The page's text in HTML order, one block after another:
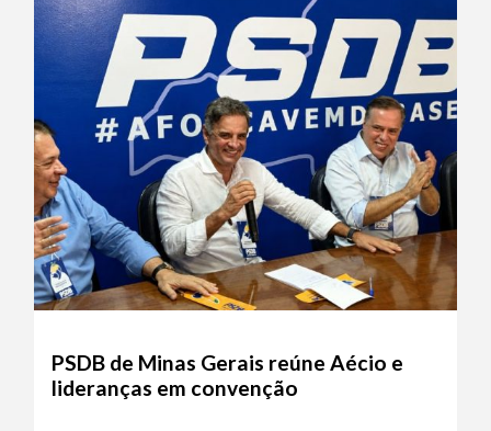
PSDB de Minas Gerais reúne Aécio e
lideranças em convenção